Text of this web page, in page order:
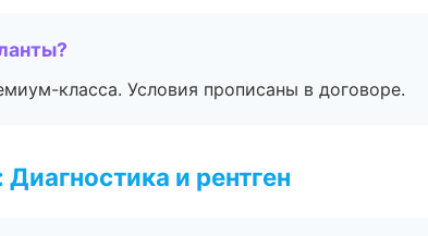
класса. Условия прописаны в договоре.
и рентген